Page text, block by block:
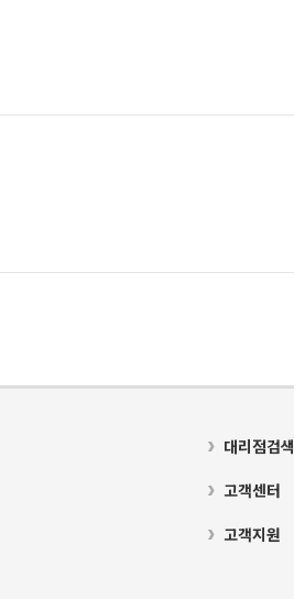
대리점검색
고객센터
고객지원